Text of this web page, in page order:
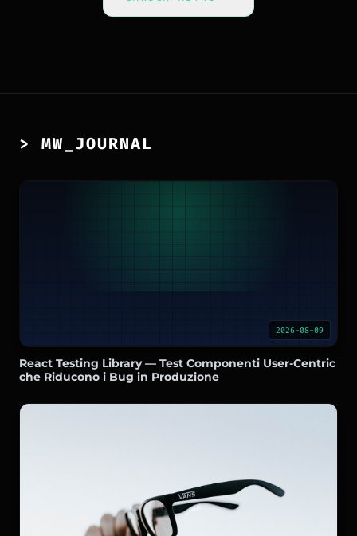
> MW_JOURNAL
2026-08-09
React Testing Library — Test Componenti User-Centric
che Riducono i Bug in Produzione